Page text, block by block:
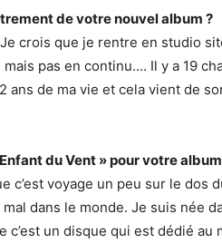
de votre nouvel album ?
crois que je rentre en studio
mais pas en continu…. Il y a 19
ans de ma vie et cela vient de
du Vent » pour votre
c’est voyage un peu sur le dos
dans le monde. Je suis née
c’est un disque qui est dédié au